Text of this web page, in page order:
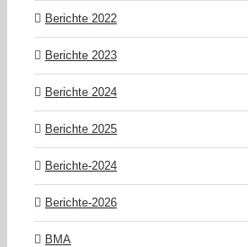
Berichte 2022
Berichte 2023
Berichte 2024
Berichte 2025
Berichte-2024
Berichte-2026
BMA